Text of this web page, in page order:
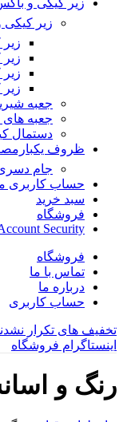
زیر کیکی و
زیر
جعبه
جعبه
دستمال
ظروف
جام
حساب کاربری
سبد خرید
فروشگاه
Security
فروشگاه
تماس با ما
درباره ما
حساب کاربری
تخفیف های تکرار
اینستاگرام فروشگاه
رنگ و